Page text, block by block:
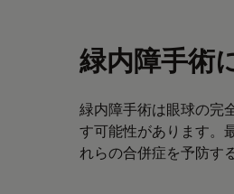
緑内障手術
緑内障手術は眼球の完
す可能性があります。
れらの合併症を予防す